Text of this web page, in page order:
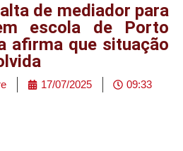
de mediador para
escola de Porto
afirma que situação
17/07/2025 09:33